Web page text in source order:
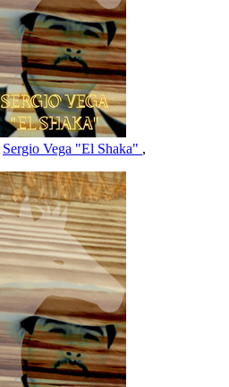
Sergio Vega "El Shaka" ,